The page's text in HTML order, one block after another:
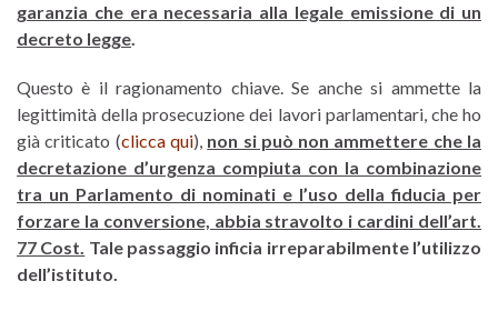
garanzia che era necessaria alla legale emissione di un
decreto legge.
Questo è il ragionamento chiave. Se anche si ammette la
legittimità della prosecuzione dei lavori parlamentari, che ho
già criticato (clicca qui), non si può non ammettere che la
decretazione d’urgenza compiuta con la combinazione
tra un Parlamento di nominati e l’uso della fiducia per
forzare la conversione, abbia stravolto i cardini dell’art.
77 Cost. Tale passaggio inficia irreparabilmente l’utilizzo
dell’istituto.